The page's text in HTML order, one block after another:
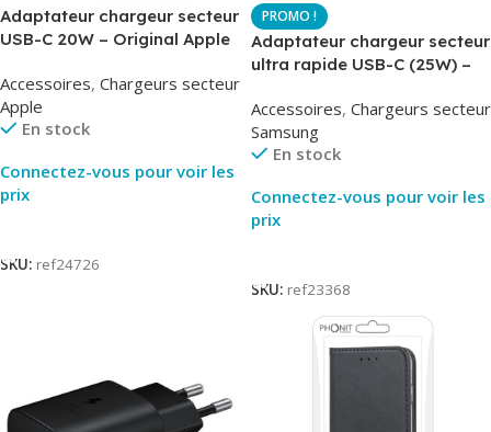
Adaptateur chargeur secteur
USB-C 20W – Original Apple
Original
Accessoires, Chargeurs secteur
Apple
En stock
Connectez-vous pour voir les
prix
SKU: ref24726
Adaptateur chargeur secteur
ultra rapide USB-C (25W) –
EP-TA800
Accessoires, Chargeurs secteur
Samsung
En stock
Connectez-vous pour voir les
prix
SKU: ref23368